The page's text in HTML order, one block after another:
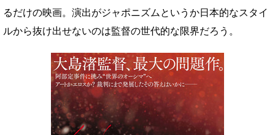
るだけの映画。演出がジャポニズムというか日本的なスタイ
ルから抜け出せないのは監督の世代的な限界だろう。